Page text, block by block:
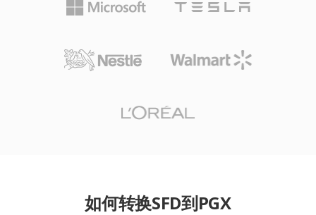
如何转换SFD到PGX